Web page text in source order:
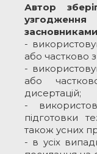
Автор
-
або частково
-
або
дисертацій;
-
підготовки
також усних
- в усіх